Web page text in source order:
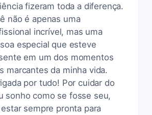
fizeram toda a diferença.
não é apenas uma
incrível, mas uma
especial que esteve
em um dos momentos
marcantes da minha vida.
por tudo! Por cuidar do
sonho como se fosse seu,
sempre pronta para